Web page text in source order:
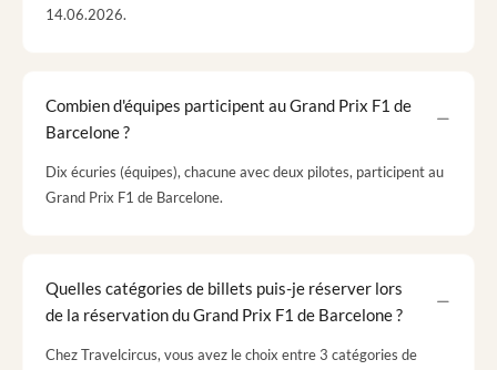
14.06.2026.
Combien d'équipes participent au Grand Prix F1 de
Barcelone ?
Dix écuries (équipes), chacune avec deux pilotes, participent au
Grand Prix F1 de Barcelone.
Quelles catégories de billets puis-je réserver lors
de la réservation du Grand Prix F1 de Barcelone ?
Chez Travelcircus, vous avez le choix entre 3 catégories de